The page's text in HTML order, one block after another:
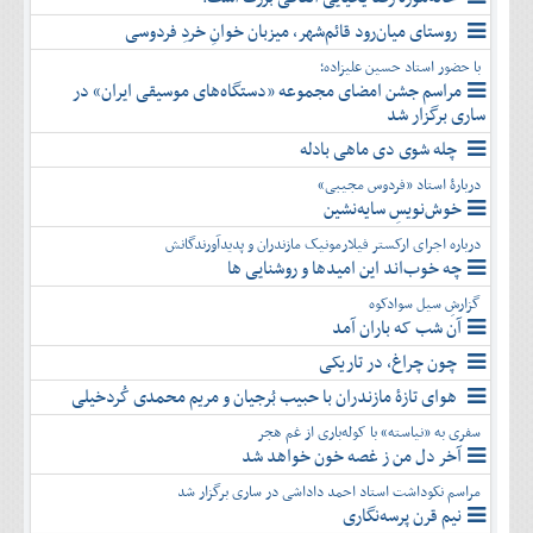
روستای میان‌رود قائم‌شهر، میزبان خوانِ خردِ فردوسی
با حضور استاد حسین علیزاده؛
مراسم جشن امضای مجموعه «دستگاه‌های موسیقی ایران» در
ساری برگزار شد
چله شوی دی ماهی بادله
دربارۀ استاد «فردوس مجیبی»
خوش‌نویسِ سایه‌نشین
درباره اجرای ارکستر فیلارمونیک مازندران و پدیدآورندگانش
چه خوب‌اند این امیدها و روشنایی ها
گزارشِ سیل سوادکوه
آن شب که باران آمد
چون چراغ، در تاریکی
هوای تازۀ مازندران با حبیب بُرجیان و مریم محمدی کُردخیلی
سفری به «نیاسته» با کوله‌باری از غم هجر
آخر دل من ز غصه خون خواهد شد
مراسم نکوداشت استاد احمد داداشی در ساری برگزار شد
نیم قرن پرسه‌نگاری